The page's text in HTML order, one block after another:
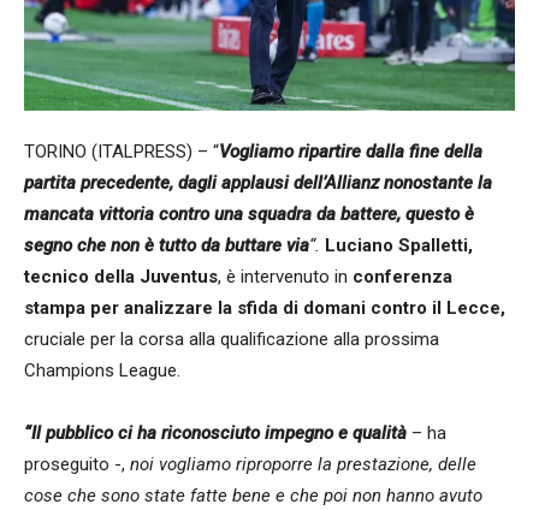
TORINO (ITALPRESS) – “Vogliamo ripartire dalla fine della
partita precedente, dagli applausi dell’Allianz nonostante la
mancata vittoria contro una squadra da battere, questo è
segno che non è tutto da buttare via“. Luciano Spalletti,
tecnico della Juventus, è intervenuto in conferenza
stampa per analizzare la sfida di domani contro il Lecce,
cruciale per la corsa alla qualificazione alla prossima
Champions League.
“Il pubblico ci ha riconosciuto impegno e qualità – ha
proseguito -, noi vogliamo riproporre la prestazione, delle
cose che sono state fatte bene e che poi non hanno avuto